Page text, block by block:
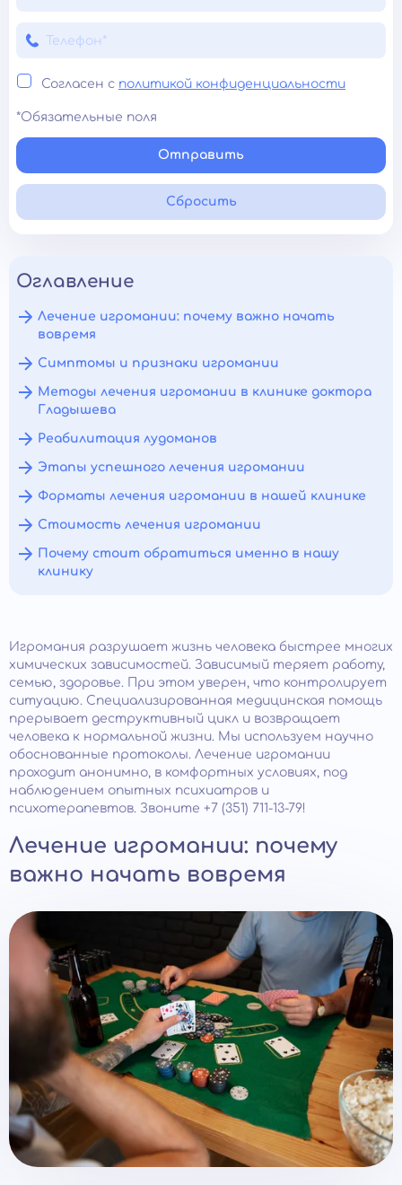
Согласен с политикой конфиденциальности
*Обязательные поля
Отправить
Сбросить
Оглавление
Лечение игромании: почему важно начать
вовремя
Симптомы и признаки игромании
Методы лечения игромании в клинике доктора
Гладышева
Реабилитация лудоманов
Этапы успешного лечения игромании
Форматы лечения игромании в нашей клинике
Стоимость лечения игромании
Почему стоит обратиться именно в нашу
клинику
Игромания разрушает жизнь человека быстрее многих
химических зависимостей. Зависимый теряет работу,
семью, здоровье. При этом уверен, что контролирует
ситуацию. Специализированная медицинская помощь
прерывает деструктивный цикл и возвращает
человека к нормальной жизни. Мы используем научно
обоснованные протоколы. Лечение игромании
проходит анонимно, в комфортных условиях, под
наблюдением опытных психиатров и
психотерапевтов. Звоните +7 (351) 711-13-79!
Лечение игромании: почему
важно начать вовремя